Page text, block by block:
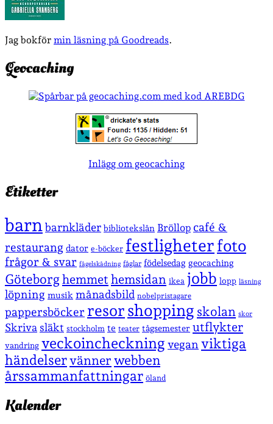
Jag bokför min läsning på Goodreads.
Geocaching
Inlägg om geocaching
Etiketter
barnbarnkläder bibliotekslån Bröllop café &
restaurang dator e-böcker festligheterfoto
frågor & svar fågelskådning fåglar födelsedag geocaching
Göteborghemmet hemsidan ikea jobb lopp läsning
löpning musik månadsbild nobelpristagare
pappersböcker resor shopping skolan skor
Skriva släkt stockholm te teater tågsemester utflykter
vandring veckoincheckning vegan viktiga
händelservänner webben
årssammanfattningar öland
Kalender